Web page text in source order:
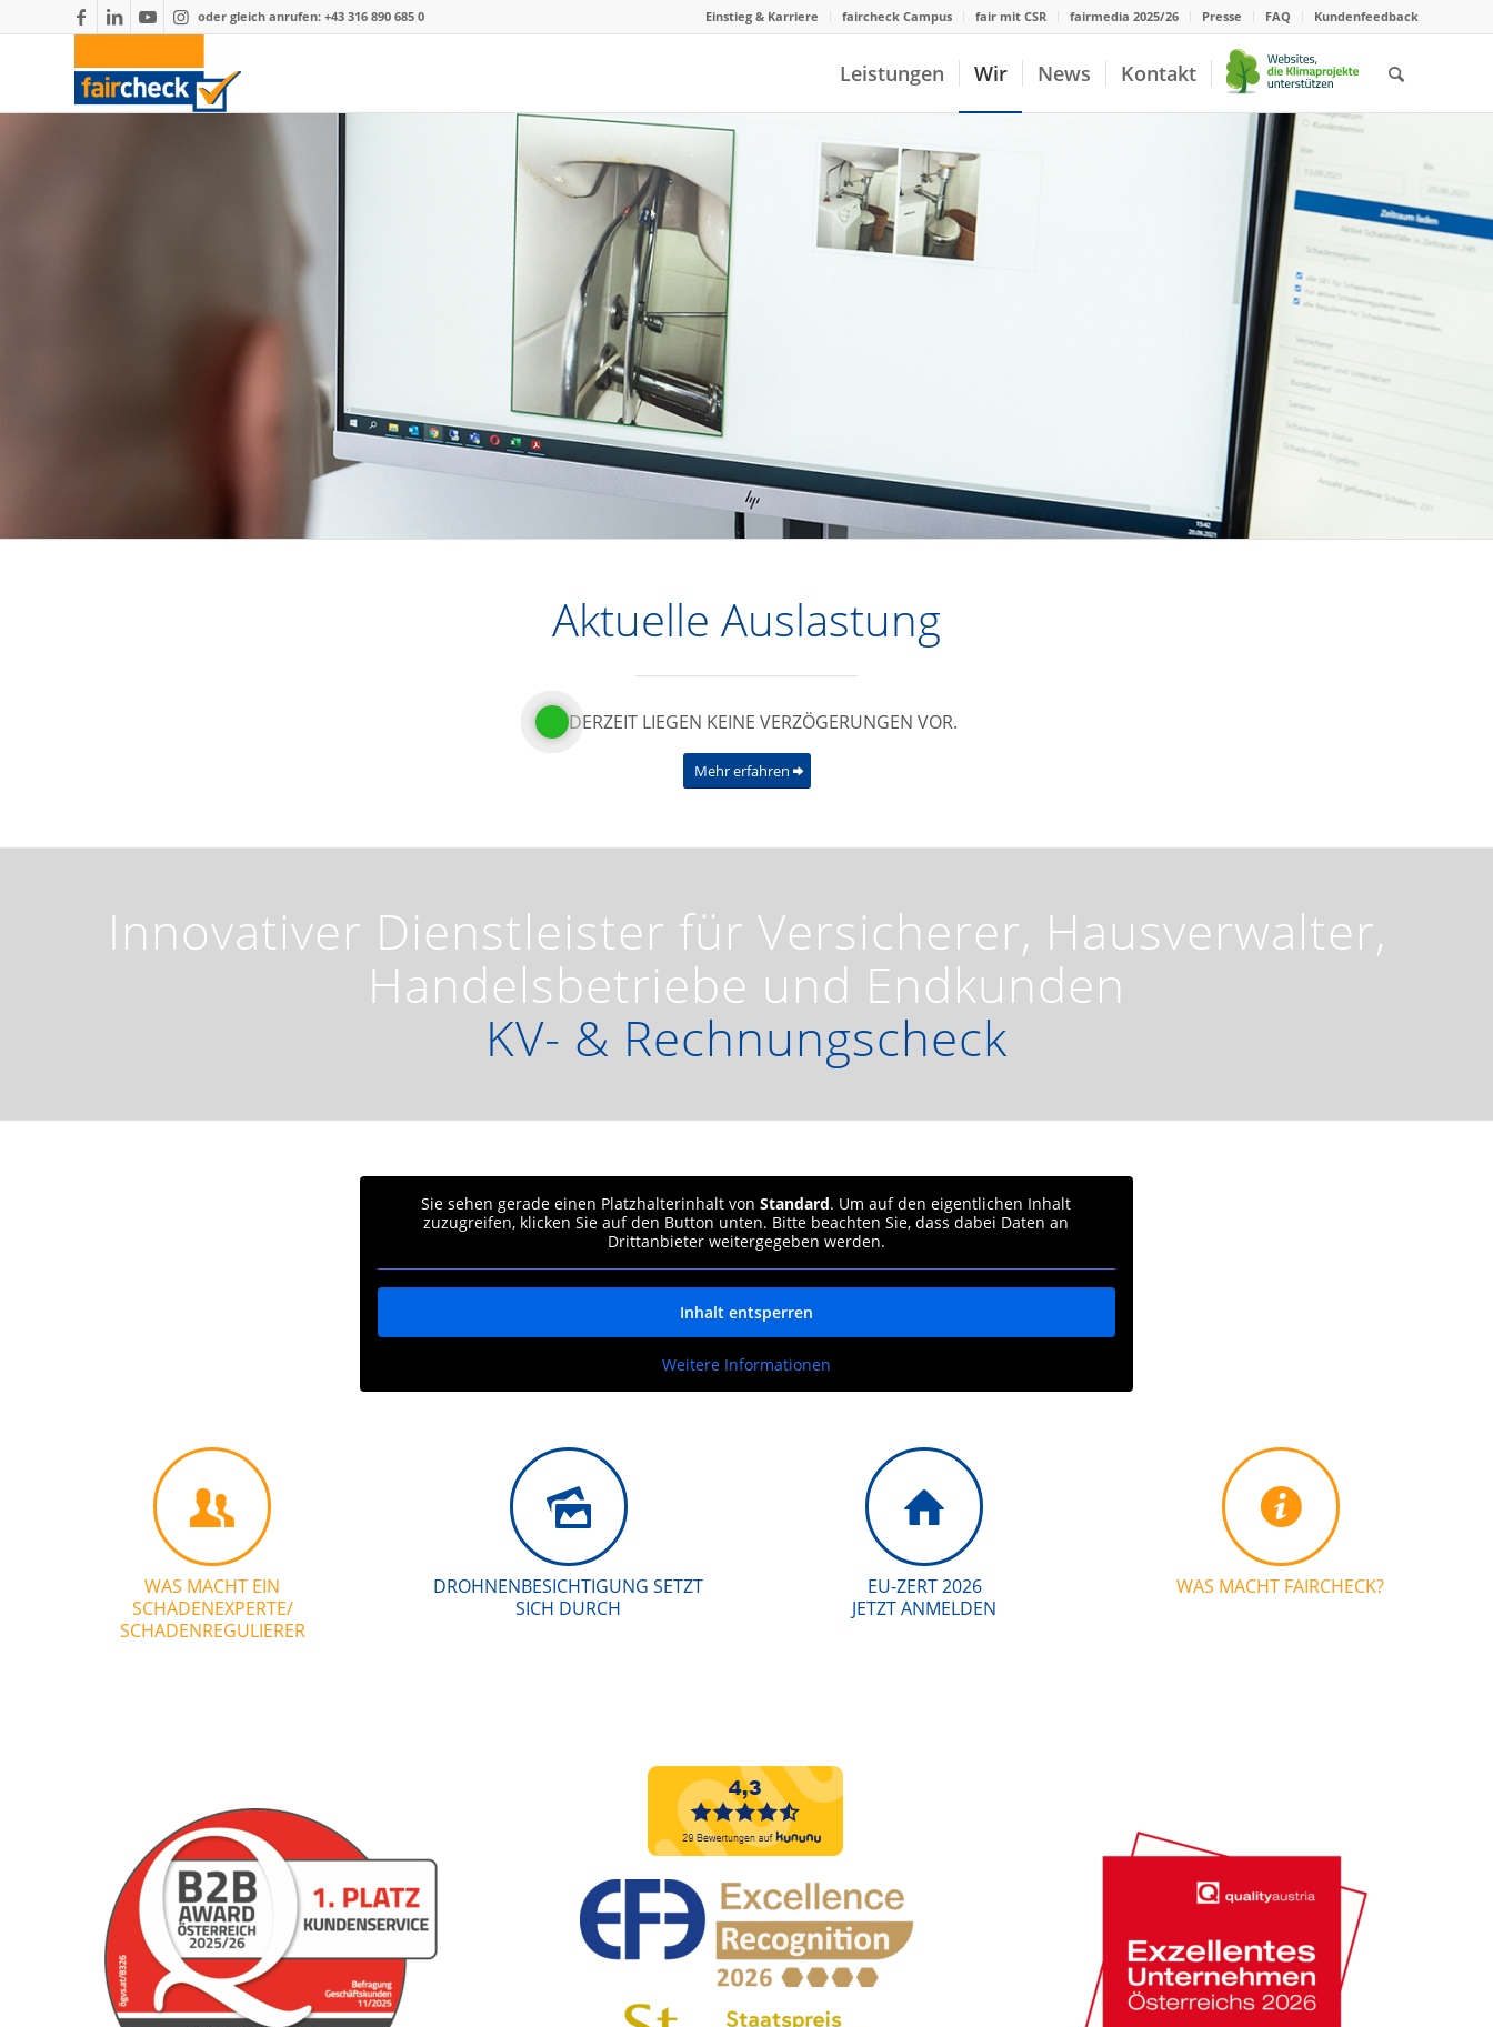
Einstieg & Karriere faircheck Campus fair mit CSR fairmedia 2025/26 Presse FAQ Kundenfeedback
oder gleich anrufen: +43 316 890 685 0
Leistungen Wir News Kontakt
Aktuelle Auslastung
DERZEIT LIEGEN KEINE VERZÖGERUNGEN VOR.
Mehr erfahren
Innovativer Dienstleister für Versicherer, Hausverwalter,
Handelsbetriebe und Endkunden
KV- & Rechnungscheck
Sie sehen gerade einen Platzhalterinhalt vonStandard. Um auf den eigentlichen Inhalt
zuzugreifen, klicken Sie auf den Button unten. Bitte beachten Sie, dass dabei Daten an
Drittanbieter weitergegeben werden.
Inhalt entsperren
Weitere Informationen
WAS MACHT EIN
SCHADENEXPERTE/
SCHADENREGULIERER
DROHNENBESICHTIGUNG SETZT
SICH DURCH
EU-ZERT 2026
JETZT ANMELDEN
WAS MACHT FAIRCHECK?